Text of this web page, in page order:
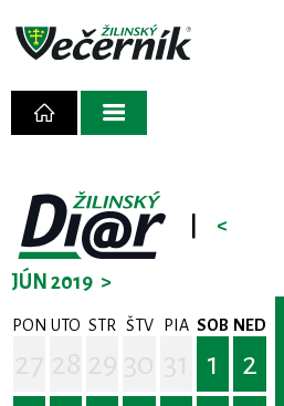
<
JÚN 2019 >
PON UTO STR ŠTV PIA SOB NED
1
2